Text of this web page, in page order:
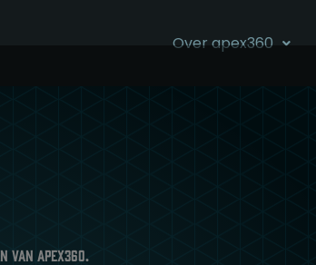
Over apex360
APEX360.